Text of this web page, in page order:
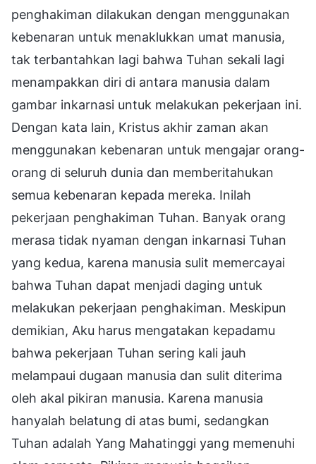
penghakiman dilakukan dengan menggunakan
kebenaran untuk menaklukkan umat manusia,
tak terbantahkan lagi bahwa Tuhan sekali lagi
menampakkan diri di antara manusia dalam
gambar inkarnasi untuk melakukan pekerjaan ini.
Dengan kata lain, Kristus akhir zaman akan
menggunakan kebenaran untuk mengajar orang-
orang di seluruh dunia dan memberitahukan
semua kebenaran kepada mereka. Inilah
pekerjaan penghakiman Tuhan. Banyak orang
merasa tidak nyaman dengan inkarnasi Tuhan
yang kedua, karena manusia sulit memercayai
bahwa Tuhan dapat menjadi daging untuk
melakukan pekerjaan penghakiman. Meskipun
demikian, Aku harus mengatakan kepadamu
bahwa pekerjaan Tuhan sering kali jauh
melampaui dugaan manusia dan sulit diterima
oleh akal pikiran manusia. Karena manusia
hanyalah belatung di atas bumi, sedangkan
Tuhan adalah Yang Mahatinggi yang memenuhi